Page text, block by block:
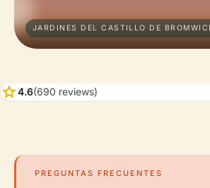
JARDINES DEL CASTILLO DE
star4.6(690 reviews)
PREGUNTAS FRECUENTES